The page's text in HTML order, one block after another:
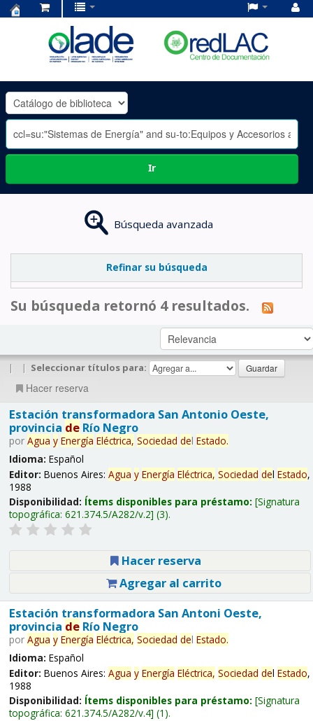
OLADE
-
Ir
Búsqueda avanzada
Refinar su búsqueda
Su búsqueda retornó 4 resultados.
| | Seleccionar títulos para:
Hacer reserva
Estación transformadora San Antonio Oeste,
provincia deRío Negro
por Agua y Energía Eléctrica, Sociedad del Estado.
Idioma: Español
Editor: Buenos Aires: Agua y Energía Eléctrica, Sociedad del Estado,
1988
Disponibilidad: Ítems disponibles para préstamo: Signatura
topográfica: 621.374.5/A282/v.2 (3).
Hacer reserva
Agregar al carrito
Estación transformadora San Antoni Oeste,
provincia deRío Negro
por Agua y Energía Eléctrica, Sociedad del Estado.
Idioma: Español
Editor: Buenos Aires: Agua y Energía Eléctrica, Sociedad del Estado,
1988
Disponibilidad: Ítems disponibles para préstamo: Signatura
topográfica: 621.374.5/A282/v.4 (1).